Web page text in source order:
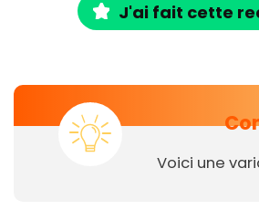
J'ai fait cette
Voici une